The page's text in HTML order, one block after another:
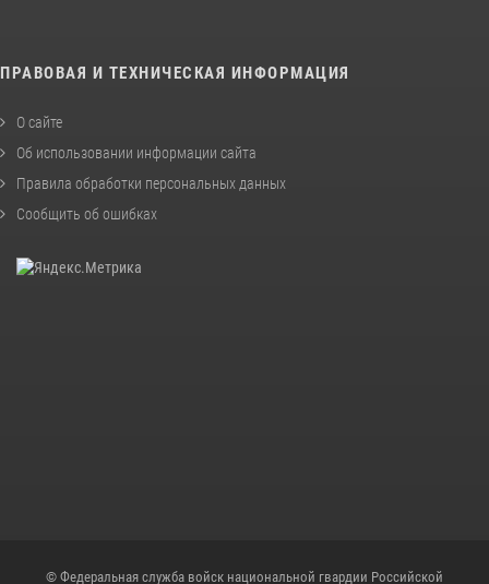
ПРАВОВАЯ И ТЕХНИЧЕСКАЯ ИНФОРМАЦИЯ
О сайте
Об использовании информации сайта
Правила обработки персональных данных
Сообщить об ошибках
© Федеральная служба войск национальной гвардии Российской